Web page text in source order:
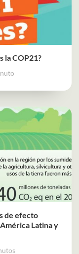
la COP21?
de efecto
Latina y